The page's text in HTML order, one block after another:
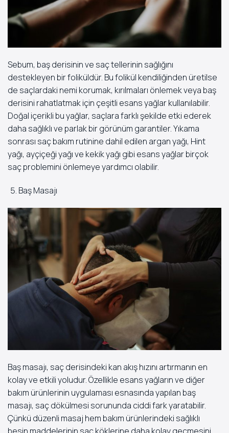
Sebum, baş derisinin ve saç tellerinin sağlığını
destekleyen bir foliküldür. Bu folikül kendiliğinden üretilse
de saçlardaki nemi korumak, kırılmaları önlemek veya baş
derisini rahatlatmak için çeşitli esans yağlar kullanılabilir.
Doğal içerikli bu yağlar, saçlara farklı şekilde etki ederek
daha sağlıklı ve parlak bir görünüm garantiler. Yıkama
sonrası saç bakım rutinine dahil edilen argan yağı, Hint
yağı, ayçiçeği yağı ve kekik yağı gibi esans yağlar birçok
saç problemini önlemeye yardımcı olabilir.
Baş Masajı
Baş masajı, saç derisindeki kan akış hızını artırmanın en
kolay ve etkili yoludur. Özellikle esans yağların ve diğer
bakım ürünlerinin uygulaması esnasında yapılan baş
masajı, saç dökülmesi sorununda ciddi fark yaratabilir.
Çünkü düzenli masaj hem bakım ürünlerindeki sağlıklı